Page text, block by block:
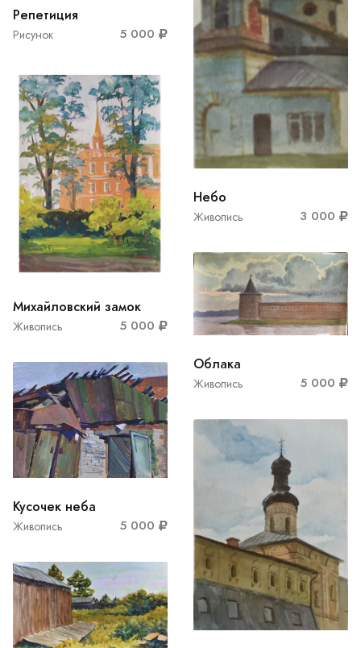
Репетиция
Рисунок 5 000
Михайловский замок
Живопись 5 000
Кусочек неба
Живопись 5 000
Небо
Живопись 3 000
Облака
Живопись 5 000